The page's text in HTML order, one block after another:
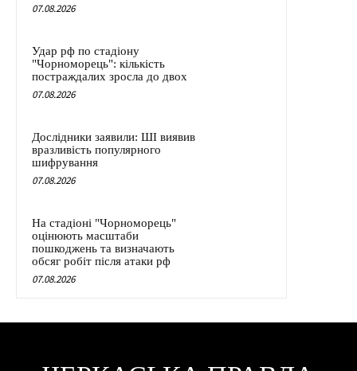
07.08.2026
Удар рф по стадіону
"Чорноморець": кількість
постраждалих зросла до двох
07.08.2026
Дослідники заявили: ШІ виявив
вразливість популярного
шифрування
07.08.2026
На стадіоні "Чорноморець"
оцінюють масштаби
пошкоджень та визначають
обсяг робіт після атаки рф
07.08.2026